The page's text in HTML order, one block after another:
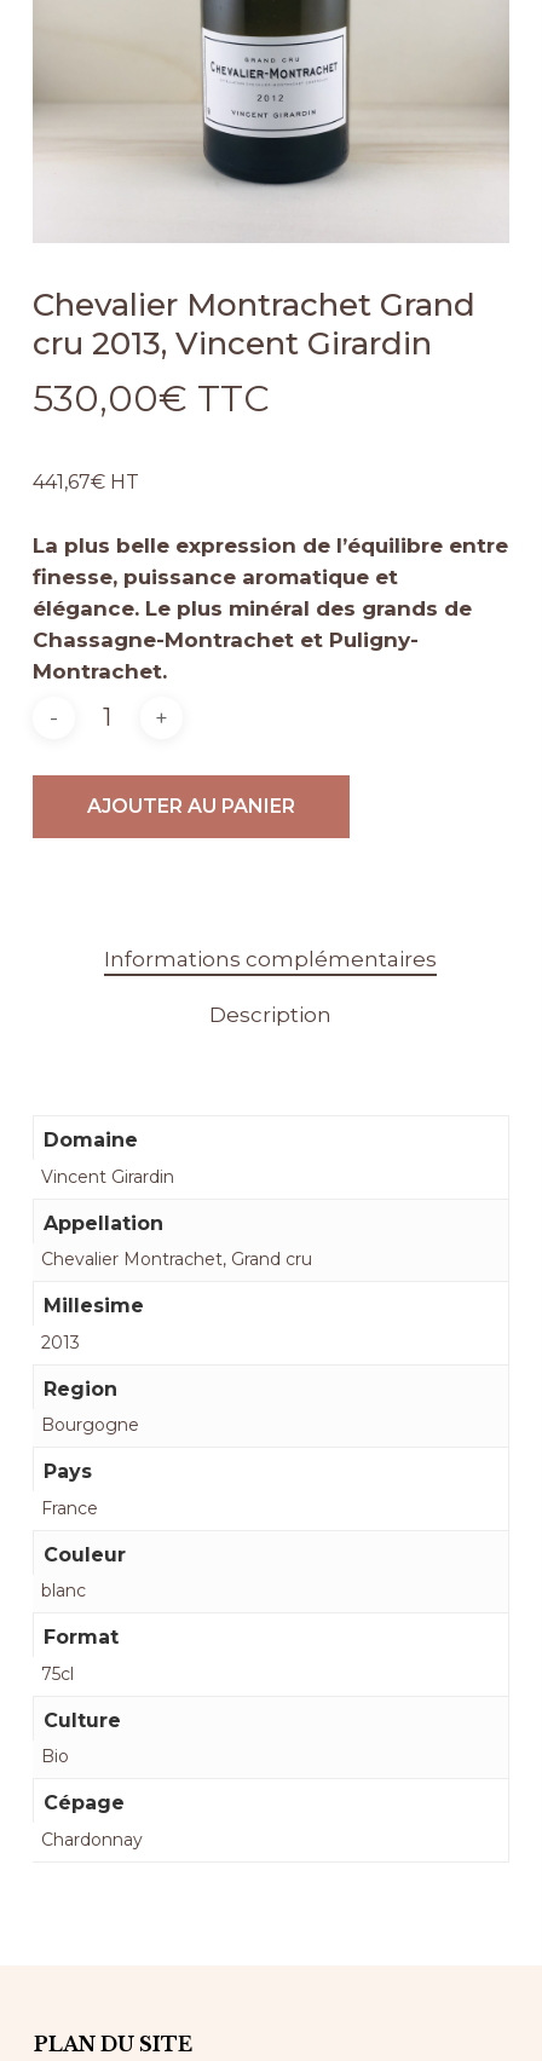
Chevalier Montrachet Grand
cru 2013, Vincent Girardin
530,00€ TTC
441,67€HT
La plus belle expression de l’équilibre entre
finesse, puissance aromatique et
élégance. Le plus minéral des grands de
Chassagne-Montrachet et Puligny-
Montrachet.
AJOUTER AU PANIER
Informations complémentaires
Description
Domaine
Vincent Girardin
Appellation
Chevalier Montrachet, Grand cru
Millesime
2013
Region
Bourgogne
Pays
France
Couleur
blanc
Format
75cl
Culture
Bio
Cépage
Chardonnay
PLAN DU SITE